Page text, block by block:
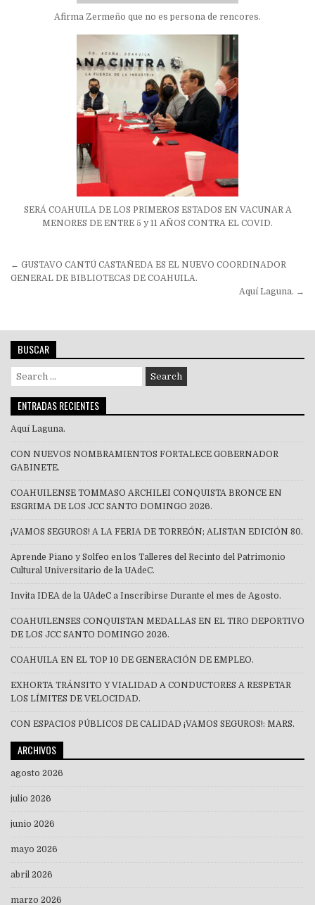
Afirma Zermeño que no es persona de rencores.
SERÁ COAHUILA DE LOS PRIMEROS ESTADOS EN VACUNAR A
MENORES DE ENTRE 5 y 11 AÑOS CONTRA EL COVID.
Navegación
de
← GUSTAVO CANTÚ CASTAÑEDA ES EL NUEVO COORDINADOR
GENERAL DE BIBLIOTECAS DE COAHUILA.
Aquí Laguna. →
BUSCAR
Search
for:
ENTRADAS RECIENTES
Aquí Laguna.
CON NUEVOS NOMBRAMIENTOS FORTALECE GOBERNADOR
GABINETE.
COAHUILENSE TOMMASO ARCHILEI CONQUISTA BRONCE EN
ESGRIMA DE LOS JCC SANTO DOMINGO 2026.
¡VAMOS SEGUROS! A LA FERIA DE TORREÓN; ALISTAN EDICIÓN 80.
Aprende Piano y Solfeo en los Talleres del Recinto del Patrimonio
Cultural Universitario de la UAdeC.
Invita IDEA de la UAdeC a Inscribirse Durante el mes de Agosto.
COAHUILENSES CONQUISTAN MEDALLAS EN EL TIRO DEPORTIVO
DE LOS JCC SANTO DOMINGO 2026.
COAHUILA EN EL TOP 10 DE GENERACIÓN DE EMPLEO.
EXHORTA TRÁNSITO Y VIALIDAD A CONDUCTORES A RESPETAR
LOS LÍMITES DE VELOCIDAD.
CON ESPACIOS PÚBLICOS DE CALIDAD ¡VAMOS SEGUROS!: MARS.
ARCHIVOS
agosto 2026
julio 2026
junio 2026
mayo 2026
abril 2026
marzo 2026